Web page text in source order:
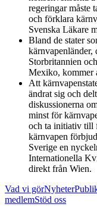
regeringar måste
och förklara
Svenska Läkare
Bland de stater
Storbritannien
Mexiko, kommer
Att
ändrat sig och
diskussionerna
minst för
och ta initiativ till
kärnvapen
Sverige en
Internationella
direkt från Wien.
Vad vi görNyheter
medlemStöd oss